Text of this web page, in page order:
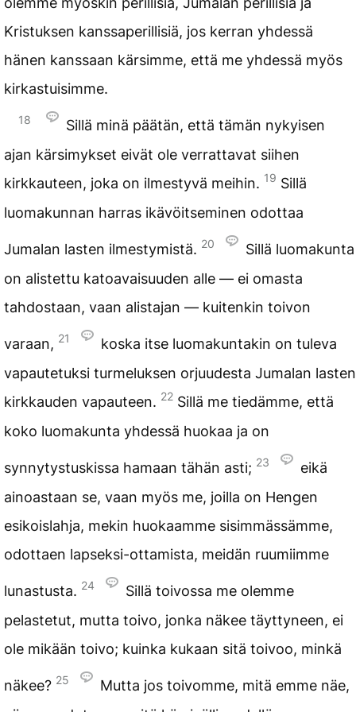
Kristuksen kanssaperillisiä, jos kerran yhdessä
hänen kanssaan kärsimme, että me yhdessä myös
kirkastuisimme.
18
Sillä minä päätän, että tämän nykyisen
ajan kärsimykset eivät ole verrattavat siihen
kirkkauteen, joka on ilmestyvä meihin. 19 Sillä
luomakunnan harras ikävöitseminen odottaa
Jumalan lasten ilmestymistä. 20
Sillä luomakunta
on alistettu katoavaisuuden alle — ei omasta
tahdostaan, vaan alistajan — kuitenkin toivon
varaan, 21
koska itse luomakuntakin on tuleva
vapautetuksi turmeluksen orjuudesta Jumalan lasten
kirkkauden vapauteen. 22 Sillä me tiedämme, että
koko luomakunta yhdessä huokaa ja on
synnytystuskissa hamaan tähän asti; 23
eikä
ainoastaan se, vaan myös me, joilla on Hengen
esikoislahja, mekin huokaamme sisimmässämme,
odottaen lapseksi-ottamista, meidän ruumiimme
lunastusta. 24
Sillä toivossa me olemme
pelastetut, mutta toivo, jonka näkee täyttyneen, ei
ole mikään toivo; kuinka kukaan sitä toivoo, minkä
näkee? 25
Mutta jos toivomme, mitä emme näe,